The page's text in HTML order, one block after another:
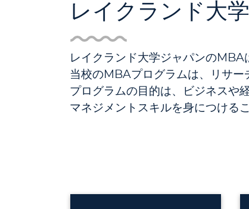
レイクランド大
レイクランド大学ジャパンのMBA
当校のMBAプログラムは、リサー
プログラムの目的は、ビジネスや
マネジメントスキルを身につける